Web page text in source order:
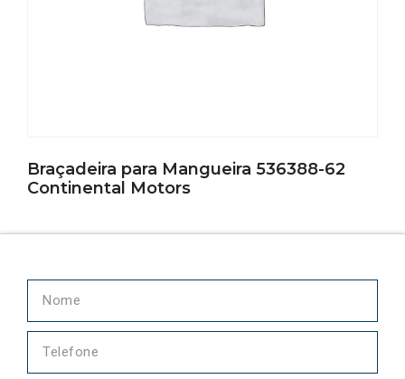
Braçadeira para Mangueira 536388-62
Continental Motors